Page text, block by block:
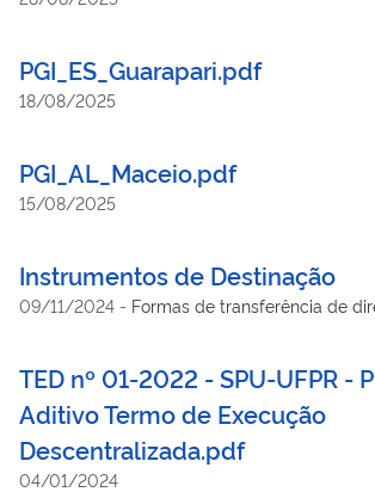
PGI_ES_Guarapari.pdf
18/08/2025
PGI_AL_Maceio.pdf
15/08/2025
Instrumentos de Destinação
09/11/2024 - Formas de transferência de
TED nº 01-2022 - SPU-UFPR -
Aditivo Termo de Execução
Descentralizada.pdf
04/01/2024